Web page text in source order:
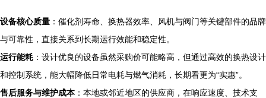
设备核心质量 ：催化剂寿命、换热器效率、风机与阀门等关键部件的品牌
与可靠性，直接关系到长期运行效能和稳定性。
运行能耗 ：设计优良的设备虽然采购价可能略高，但通过高效的换热设计
和控制系统，能大幅降低日常电耗与燃气消耗，长期看更为“实惠”。
售后服务与维护成本：本地或邻近地区的供应商，在响应速度、技术支